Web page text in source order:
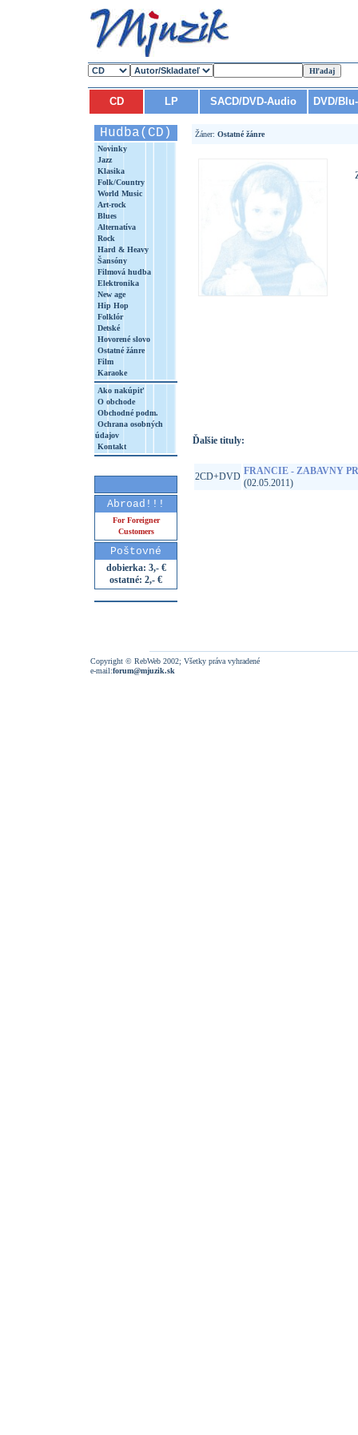
CD LP SACD/DVD-Audio DVD/
Hudba(CD)
Novinky
Jazz
Klasika
Folk/Country
World Music
Art-rock
Blues
Alternatíva
Rock
Hard & Heavy
Šansóny
Filmová hudba
Elektronika
New age
Hip Hop
Folklór
Detské
Hovorené slovo
Ostatné žánre
Film
Karaoke
Ako nakúpiť
O obchode
Obchodné podm.
Ochrana osobných
údajov
Kontakt
Abroad!!!
For Foreigner
Customers
Poštovné
dobierka: 3,- €
ostatné: 2,- €
Žáner: Ostatné žánre
Ďalšie tituly:
2CD+DVD FRANCIE - ZABAVNY
(02.05.2011)
Copyright © RebWeb 2002; Všetky práva vyhradené
e-mail:forum@mjuzik.sk